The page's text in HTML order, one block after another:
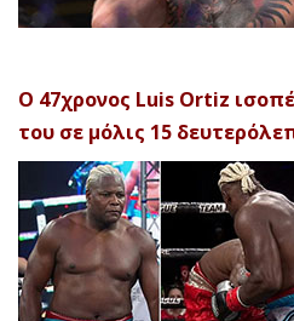
Ο 47χρονος Luis Ortiz
του σε μόλις 15